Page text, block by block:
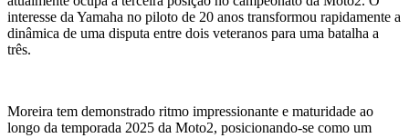
interesse da Yamaha no piloto de 20 anos transformou rapidamente a
dinâmica de uma disputa entre dois veteranos para uma batalha a
três.
Moreira tem demonstrado ritmo impressionante e maturidade ao
longo da temporada 2025 da Moto2, posicionando-se como um